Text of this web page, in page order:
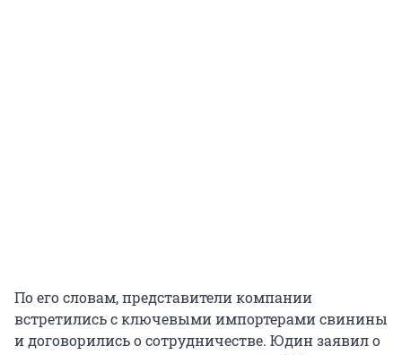
По его словам, представители компании
встретились с ключевыми импортерами свинины
и договорились о сотрудничестве. Юдин заявил о